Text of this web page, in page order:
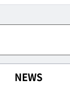
NEWS